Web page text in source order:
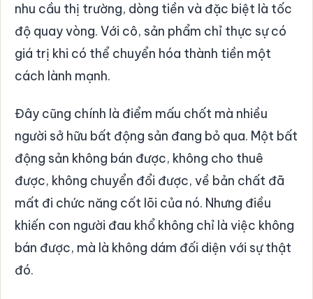
nhu cầu thị trường, dòng tiền và đặc biệt là tốc
độ quay vòng. Với cô, sản phẩm chỉ thực sự có
giá trị khi có thể chuyển hóa thành tiền một
cách lành mạnh.
Đây cũng chính là điểm mấu chốt mà nhiều
người sở hữu bất động sản đang bỏ qua. Một bất
động sản không bán được, không cho thuê
được, không chuyển đổi được, về bản chất đã
mất đi chức năng cốt lõi của nó. Nhưng điều
khiến con người đau khổ không chỉ là việc không
bán được, mà là không dám đối diện với sự thật
đó.